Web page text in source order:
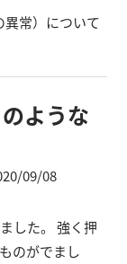
常）について
ような
09/08
した。 強く押
のがでまし